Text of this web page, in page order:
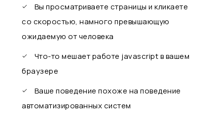
Вы просматриваете страницы и кликаете
со скоростью, намного превышающую
ожидаемую от человека
Что-то мешает работе javascript в вашем
браузере
Ваше поведение похоже на поведение
автоматизированных систем